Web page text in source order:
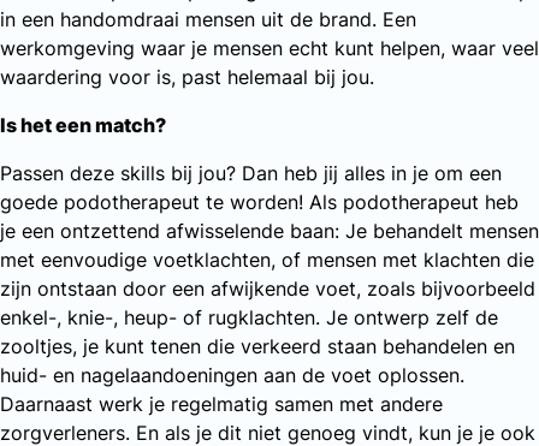
in een handomdraai mensen uit de brand. Een
werkomgeving waar je mensen echt kunt helpen, waar veel
waardering voor is, past helemaal bij jou.
Is het een match?
Passen deze skills bij jou? Dan heb jij alles in je om een
goede podotherapeut te worden! Als podotherapeut heb
je een ontzettend afwisselende baan: Je behandelt mensen
met eenvoudige voetklachten, of mensen met klachten die
zijn ontstaan door een afwijkende voet, zoals bijvoorbeeld
enkel-, knie-, heup- of rugklachten. Je ontwerp zelf de
zooltjes, je kunt tenen die verkeerd staan behandelen en
huid- en nagelaandoeningen aan de voet oplossen.
Daarnaast werk je regelmatig samen met andere
zorgverleners. En als je dit niet genoeg vindt, kun je je ook